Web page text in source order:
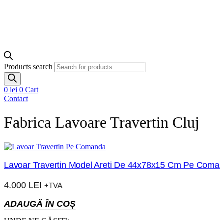
Products search
0 lei 0 Cart
Contact
Fabrica Lavoare Travertin Cluj
Lavoar Travertin Model Areti De 44x78x15 Cm Pe
4.000 LEI +TVA
ADAUGĂ ÎN COȘ